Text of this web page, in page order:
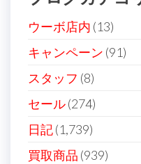
ョ
ン
ウーボ店内 (13)
キャンペーン (91)
スタッフ (8)
セール(274)
日記(1,739)
買取商品 (939)